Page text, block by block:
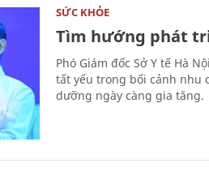
SỨC KHỎE
Tìm hướng phát
Phó Giám đốc Sở Y tế Hà
tất yếu trong bối cảnh nhu
dưỡng ngày càng gia tăng.